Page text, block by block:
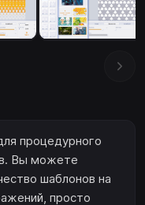
процедурного
Вы можете
шаблонов на
просто